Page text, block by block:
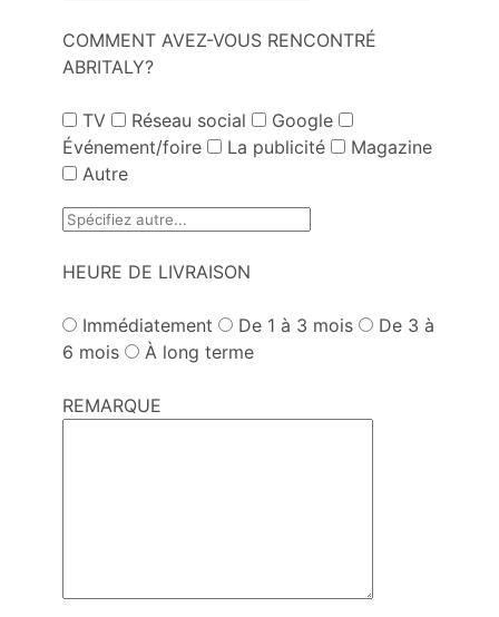
COMMENT AVEZ-VOUS RENCONTRÉ
ABRITALY?
TV Réseau social
Google
Événement/foire
La publicité
Magazine
Autre
HEURE DE LIVRAISON
Immédiatement De 1 à 3 mois
De 3 à
6 mois
À long terme
REMARQUE